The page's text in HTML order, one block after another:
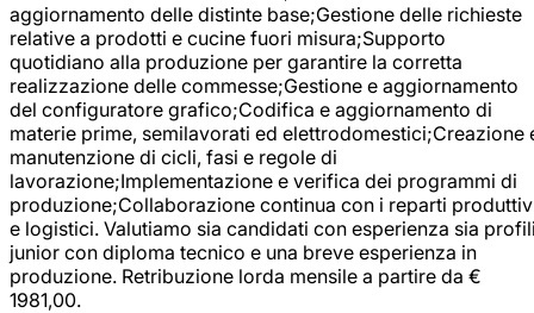
aggiornamento delle distinte base;Gestione delle richieste
relative a prodotti e cucine fuori misura;Supporto
quotidiano alla produzione per garantire la corretta
realizzazione delle commesse;Gestione e aggiornamento
del configuratore grafico;Codifica e aggiornamento di
materie prime, semilavorati ed elettrodomestici;Creazione
manutenzione di cicli, fasi e regole di
lavorazione;Implementazione e verifica dei programmi di
produzione;Collaborazione continua con i reparti
e logistici. Valutiamo sia candidati con esperienza sia
junior con diploma tecnico e una breve esperienza in
produzione. Retribuzione lorda mensile a partire da €
1981,00.